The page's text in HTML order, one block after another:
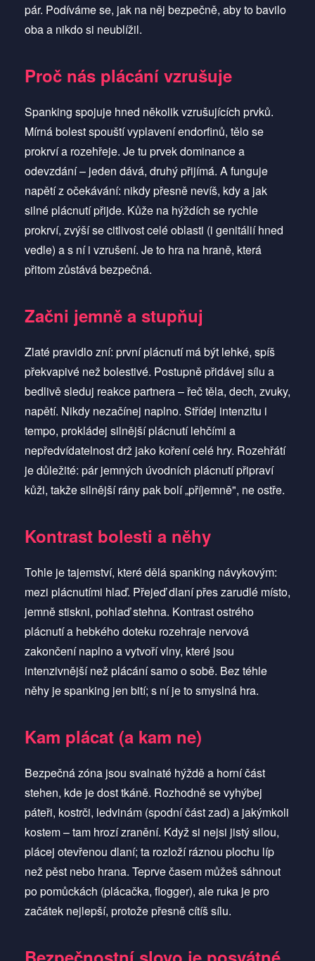
pár. Podíváme se, jak na něj bezpečně, aby to bavilo
oba a nikdo si neublížil.
Proč nás plácání vzrušuje
Spanking spojuje hned několik vzrušujících prvků.
Mírná bolest spouští vyplavení endorfinů, tělo se
prokrví a rozehřeje. Je tu prvek dominance a
odevzdání – jeden dává, druhý přijímá. A funguje
napětí z očekávání: nikdy přesně nevíš, kdy a jak
silné plácnutí přijde. Kůže na hýždích se rychle
prokrví, zvýší se citlivost celé oblasti (i genitálií hned
vedle) a s ní i vzrušení. Je to hra na hraně, která
přitom zůstává bezpečná.
Začni jemně a stupňuj
Zlaté pravidlo zní: první plácnutí má být lehké, spíš
překvapivé než bolestivé. Postupně přidávej sílu a
bedlivě sleduj reakce partnera – řeč těla, dech, zvuky,
napětí. Nikdy nezačínej naplno. Střídej intenzitu i
tempo, prokládej silnější plácnutí lehčími a
nepředvídatelnost drž jako koření celé hry. Rozehřátí
je důležité: pár jemných úvodních plácnutí připraví
kůži, takže silnější rány pak bolí „příjemně", ne ostře.
Kontrast bolesti a něhy
Tohle je tajemství, které dělá spanking návykovým:
mezi plácnutími hlaď. Přejeď dlaní přes zarudlé místo,
jemně stiskni, pohlaď stehna. Kontrast ostrého
plácnutí a hebkého doteku rozehraje nervová
zakončení naplno a vytvoří vlny, které jsou
intenzivnější než plácání samo o sobě. Bez téhle
něhy je spanking jen bití; s ní je to smyslná hra.
Kam plácat (a kam ne)
Bezpečná zóna jsou svalnaté hýždě a horní část
stehen, kde je dost tkáně. Rozhodně se vyhýbej
páteři, kostrči, ledvinám (spodní část zad) a jakýmkoli
kostem – tam hrozí zranění. Když si nejsi jistý silou,
plácej otevřenou dlaní; ta rozloží ráznou plochu líp
než pěst nebo hrana. Teprve časem můžeš sáhnout
po pomůckách (plácačka, flogger), ale ruka je pro
začátek nejlepší, protože přesně cítíš sílu.